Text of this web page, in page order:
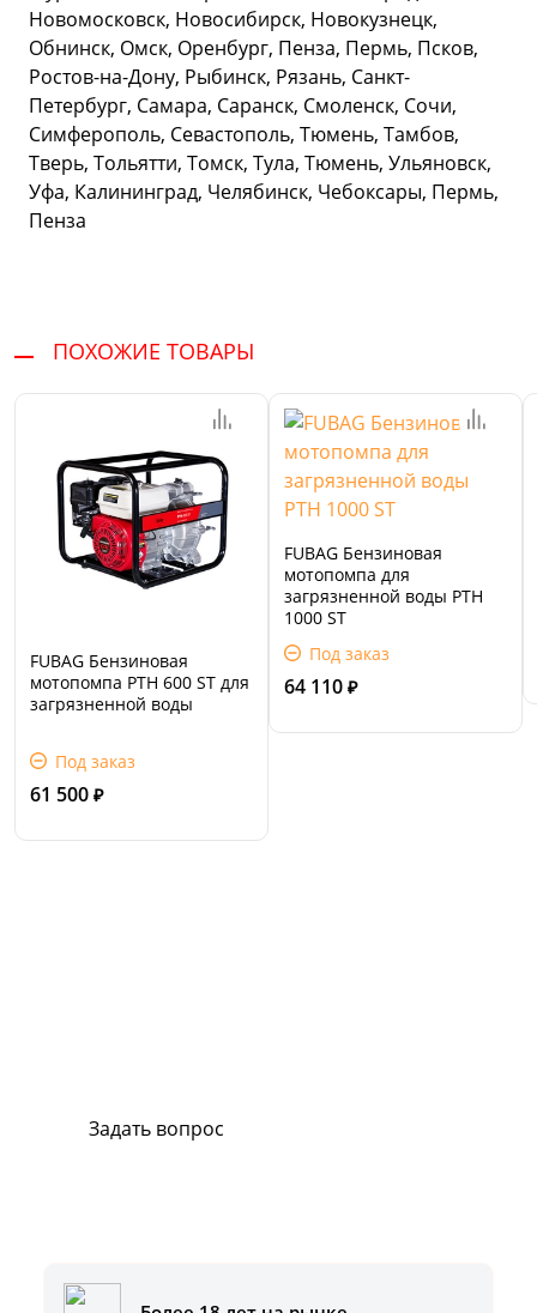
Новомосковск, Новосибирск, Новокузнецк,
Обнинск, Омск, Оренбург, Пенза, Пермь, Псков,
Ростов-на-Дону, Рыбинск, Рязань, Санкт-
Петербург, Самара, Саранск, Смоленск, Сочи,
Симферополь, Севастополь, Тюмень, Тамбов,
Тверь, Тольятти, Томск, Тула, Тюмень, Ульяновск,
Уфа, Калининград, Челябинск, Чебоксары, Пермь,
Пенза
ПОХОЖИЕ ТОВАРЫ
FUBAG Бензиновая
мотопомпа PTH 600 ST для
загрязненной воды
Под заказ
61 500 ₽
FUBAG Бензиновая
мотопомпа для
загрязненной воды PTH
1000 ST
Под заказ
64 110 ₽
Задать вопрос